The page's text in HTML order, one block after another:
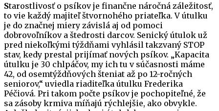
Starostlivosť o psíkov je finančne náročná záležitosť,
to vie každý majiteľ štvornohého priateľka. V útulku
je do značnej miery závislá aj od pomoci
dobrovoľníkov a štedrosti darcov. Senický útulok už
pred niekoľkými týždňami vyhlásil takzvaný STOP
stav, kedy prestal prijímať nových psíkov. „Kapacita
útulku je 30 chlpáčov, my ich tu v súčasnosti máme
42, od osemtýždňových šteniat až po 12-ročných
seniorov,“ uviedla riaditeľka útulku Frederika
Péčiová. Pri takom počte psíkov je pochopiteľné, že
sa zásoby krmiva míňajú rýchlejšie, ako obvykle.